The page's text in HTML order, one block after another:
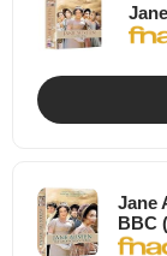
Jane
BBC